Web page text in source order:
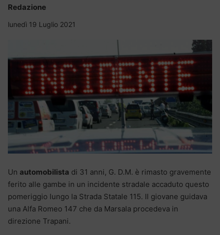
Redazione
lunedì 19 Luglio 2021
Un automobilista di 31 anni, G. D.M. è rimasto gravemente
ferito alle gambe in un incidente stradale accaduto questo
pomeriggio lungo la Strada Statale 115. Il giovane guidava
una Alfa Romeo 147 che da Marsala procedeva in
direzione Trapani.